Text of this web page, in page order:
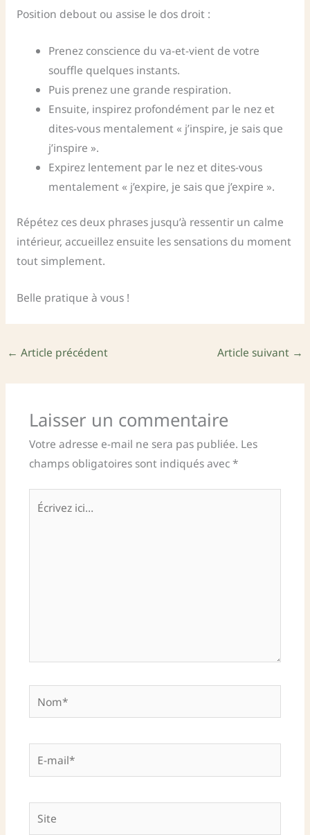
Position debout ou assise le dos droit :
Prenez conscience du va-et-vient de votre
souffle quelques instants.
Puis prenez une grande respiration.
Ensuite, inspirez profondément par le nez et
dites-vous mentalement « j’inspire, je sais que
j’inspire ».
Expirez lentement par le nez et dites-vous
mentalement « j’expire, je sais que j’expire ».
Répétez ces deux phrases jusqu’à ressentir un calme
intérieur, accueillez ensuite les sensations du moment
tout simplement.
Belle pratique à vous !
← Article précédent Article suivant →
Laisser un commentaire
Votre adresse e-mail ne sera pas publiée. Les
champs obligatoires sont indiqués avec*
Écrivez
Site